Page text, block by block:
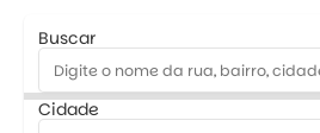
Buscar
Cidade